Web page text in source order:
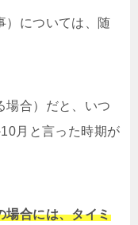
）については、随
場合）だと、いつ
月と言った時期が
場合には、タイミ